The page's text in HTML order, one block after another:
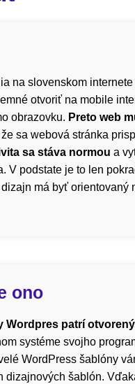
na slovenskom
otvoriť na mobile
obrazovku. Preto web
sa webová stránka
sa stáva normou a
V podstate je to len
má byť orientovaný
ono
Wordpres patrí
systéme svojho
WordPress šablóny
dizajnových šablón.